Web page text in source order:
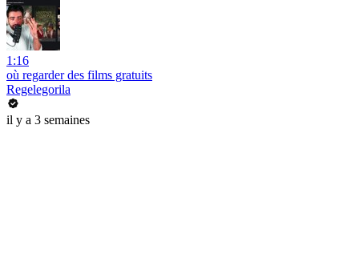
1:16
où regarder des films gratuits
Regelegorila
il y a 3 semaines